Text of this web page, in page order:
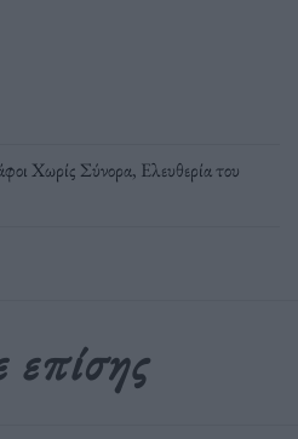
Χωρίς Σύνορα, Ελευθερία του
επίσης